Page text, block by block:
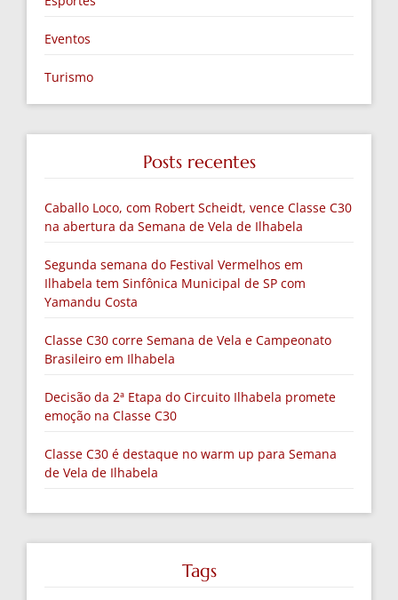
Eventos
Turismo
Posts recentes
Caballo Loco, com Robert Scheidt, vence Classe C30
na abertura da Semana de Vela de Ilhabela
Segunda semana do Festival Vermelhos em
Ilhabela tem Sinfônica Municipal de SP com
Yamandu Costa
Classe C30 corre Semana de Vela e Campeonato
Brasileiro em Ilhabela
Decisão da 2ª Etapa do Circuito Ilhabela promete
emoção na Classe C30
Classe C30 é destaque no warm up para Semana
de Vela de Ilhabela
Tags